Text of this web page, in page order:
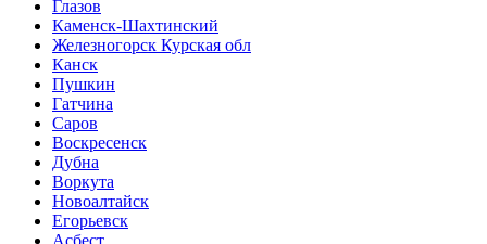
Глазов
Каменск-Шахтинский
Железногорск Курская обл
Канск
Пушкин
Гатчина
Саров
Воскресенск
Дубна
Воркута
Новоалтайск
Егорьевск
Асбест